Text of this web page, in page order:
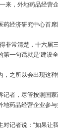
，外地药品经营企
经济研究中心首席
常清楚，十六届三
第一句话就是‘建设
之所以会出现这种
，尽管按照国家
地药品经营企业参与
者说：“如果让我